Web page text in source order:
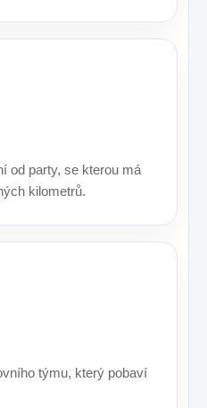
od party, se kterou má
kilometrů.
týmu, který pobaví